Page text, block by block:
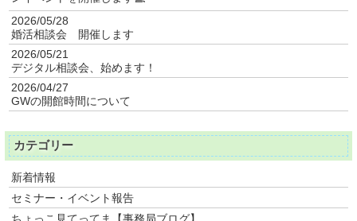
2026/05/28
婚活相談会 開催します
2026/05/21
デジタル相談会、始めます！
2026/04/27
GWの開館時間について
カテゴリー
新着情報
セミナー・イベント報告
ちょっこ見てってま【事務局ブログ】